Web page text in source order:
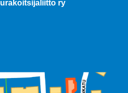
ry